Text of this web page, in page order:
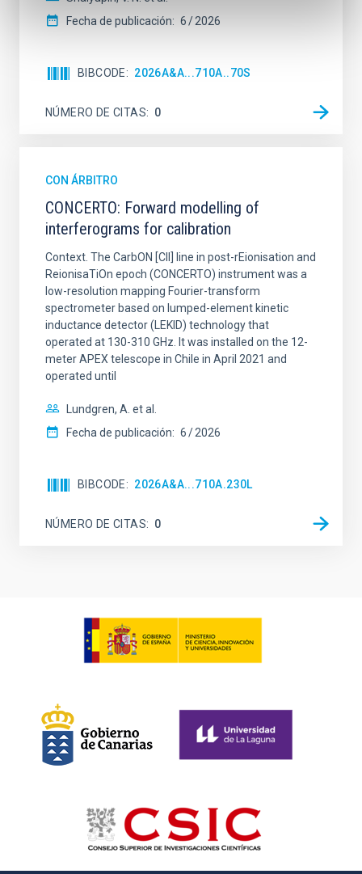
Fecha de publicación: 6 2026
BIBCODE 2026A&A...710A..70S
NÚMERO DE CITAS 0
CON ÁRBITRO
CONCERTO: Forward modelling of
interferograms for calibration
Context. The CarbON [CII] line in post-rEionisation and
ReionisaTiOn epoch (CONCERTO) instrument was a
low-resolution mapping Fourier-transform
spectrometer based on lumped-element kinetic
inductance detector (LEKID) technology that
operated at 130-310 GHz. It was installed on the 12-
meter APEX telescope in Chile in April 2021 and
operated until
Lundgren, A. et al.
Fecha de publicación: 6 2026
BIBCODE 2026A&A...710A.230L
NÚMERO DE CITAS 0